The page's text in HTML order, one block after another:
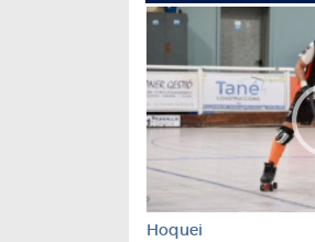
Hoquei